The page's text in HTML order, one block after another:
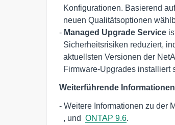
- Managed Upgrade Service
Firmware-Upgrades installiert
Weiterführende Informationen
- Weitere Informationen zu der
  , und
ONTAP 9.6.